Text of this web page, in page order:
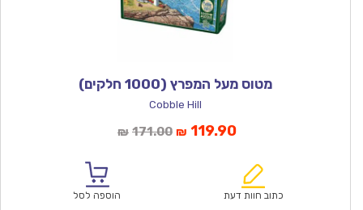
מטוס מעל המפרץ (1000 חלקים)
Cobble Hill
₪ 171.00המחיר
₪171.00.
₪ 119.90המחיר
הוא:
כתוב חוות דעת הוספה לסל